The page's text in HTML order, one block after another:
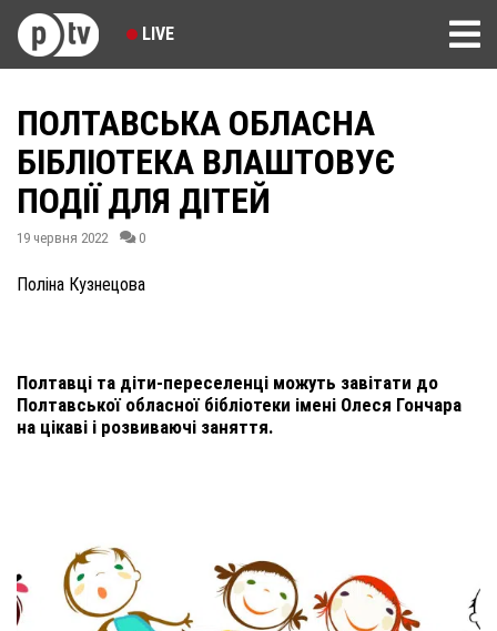
LIVE
ПОЛТАВСЬКА ОБЛАСНА
БІБЛІОТЕКА ВЛАШТОВУЄ
ПОДІЇ ДЛЯ ДІТЕЙ
19 червня 2022 0
Поліна Кузнецова
Полтавці та діти-переселенці можуть завітати до
Полтавської обласної бібліотеки імені Олеся Гончара
на цікаві і розвиваючі заняття.